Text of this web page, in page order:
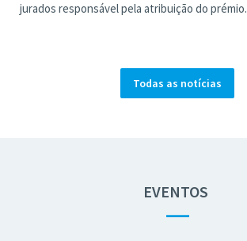
jurados responsável pela atribuição do prémio.
Todas as notícias
EVENTOS
—